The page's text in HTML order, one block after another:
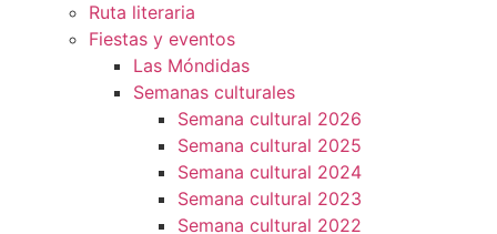
Ruta literaria
Fiestas y eventos
Las Móndidas
Semanas culturales
Semana cultural 2026
Semana cultural 2025
Semana cultural 2024
Semana cultural 2023
Semana cultural 2022